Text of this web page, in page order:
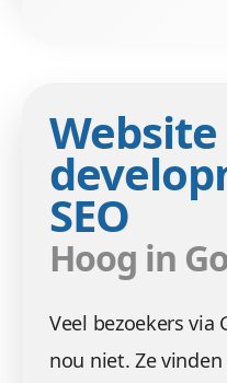
Website
SEO
Hoog in
Veel bezoekers via
nou niet. Ze